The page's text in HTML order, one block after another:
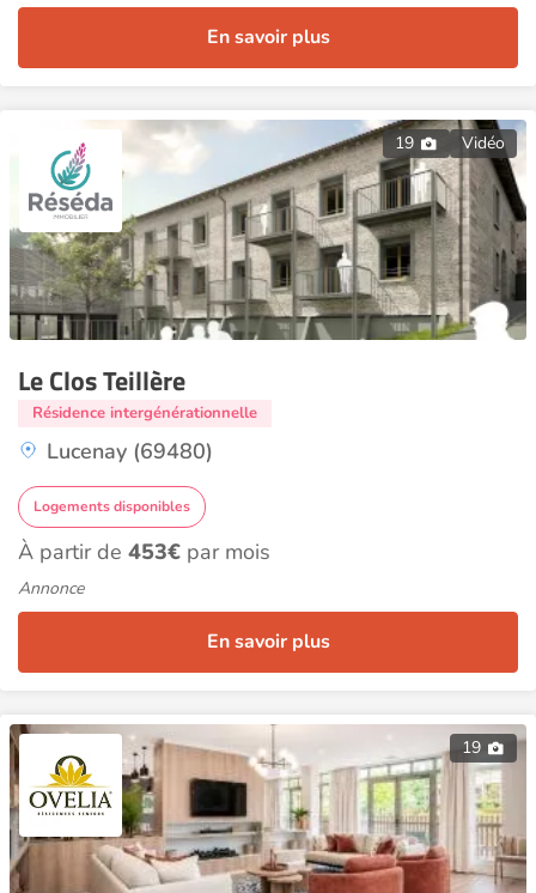
En savoir plus
19 Vidéo
Le Clos Teillère
Résidence intergénérationnelle
Lucenay (69480)
Logements disponibles
À partir de 453€ par mois
Annonce
En savoir plus
19